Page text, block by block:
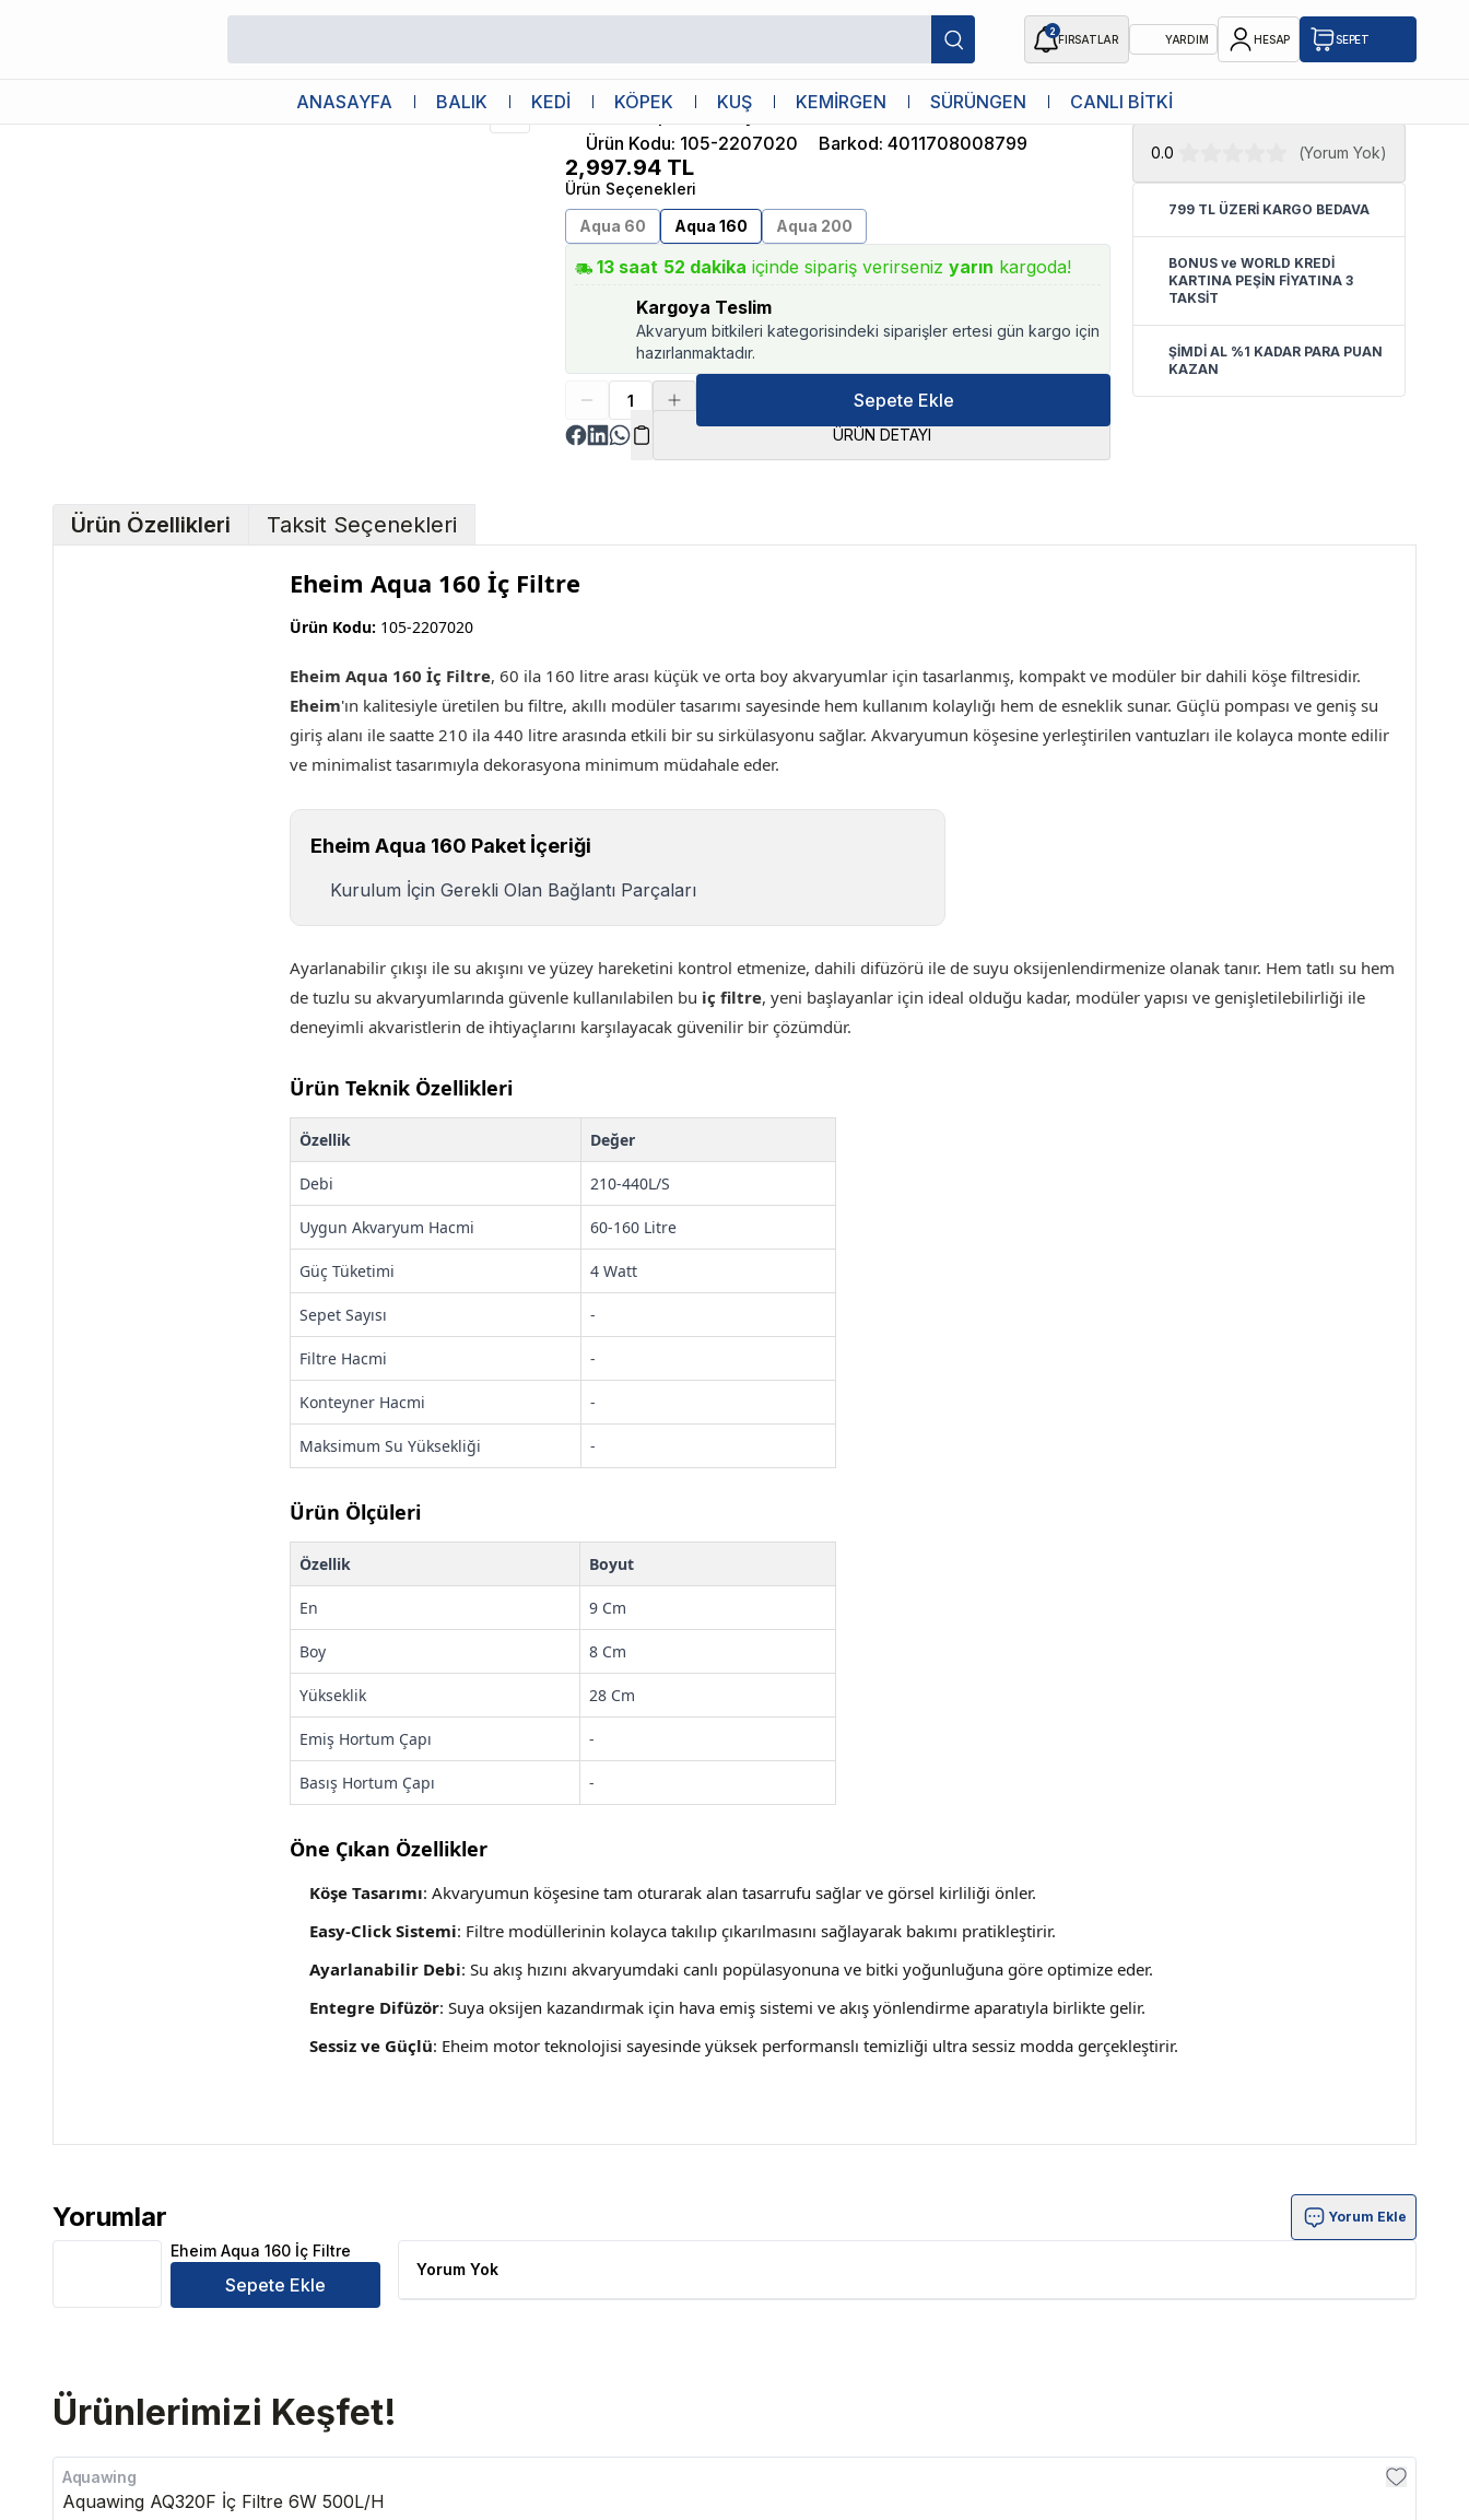
2
FIRSATLAR YARDIM HESAP SEPET
ANASAYFA BALIK KEDİ KÖPEK KUŞ KEMİRGEN SÜRÜNGEN CANLI BİTKİ
Eheim
Eheim Aqua 160 İç Filtre
Ürün Kodu: 105-2207020 Barkod:4011708008799
2,997.94 TL
Ürün Seçenekleri
Aqua 60
Aqua 160 Aqua 200
13 saat 52 dakika içinde sipariş verirseniz yarın kargoda!
Kargoya Teslim
Akvaryum bitkileri kategorisindeki siparişler ertesi gün kargo için
hazırlanmaktadır.
Sepete Ekle
ÜRÜN DETAYI
★ Atakan Petshop,
satıcısıdır.
0.0 (Yorum Yok)
799 TL ÜZERİ KARGO BEDAVA
BONUS ve WORLD KREDİ
KARTINA PEŞİN FİYATINA 3
TAKSİT
ŞİMDİ AL %1 KADAR PARA PUAN
KAZAN
Ürün Özellikleri Taksit Seçenekleri
Eheim Aqua 160 İç Filtre
Ürün Kodu: 105-2207020
Eheim Aqua 160 İç Filtre, 60 ila 160 litre arası küçük ve orta boy akvaryumlar için tasarlanmış, kompakt ve modüler bir dahili köşe filtresidir.
Eheim'ın kalitesiyle üretilen bu filtre, akıllı modüler tasarımı sayesinde hem kullanım kolaylığı hem de esneklik sunar. Güçlü pompası ve geniş su
giriş alanı ile saatte 210 ila 440 litre arasında etkili bir su sirkülasyonu sağlar. Akvaryumun köşesine yerleştirilen vantuzları ile kolayca monte edilir
ve minimalist tasarımıyla dekorasyona minimum müdahale eder.
Eheim Aqua 160 Paket İçeriği
Kurulum İçin Gerekli Olan Bağlantı Parçaları
Ayarlanabilir çıkışı ile su akışını ve yüzey hareketini kontrol etmenize, dahili difüzörü ile de suyu oksijenlendirmenize olanak tanır. Hem tatlı su hem
de tuzlu su akvaryumlarında güvenle kullanılabilen bu iç filtre, yeni başlayanlar için ideal olduğu kadar, modüler yapısı ve genişletilebilirliği ile
deneyimli akvaristlerin de ihtiyaçlarını karşılayacak güvenilir bir çözümdür.
Ürün Teknik Özellikleri
Özellik Değer
Debi 210-440L/S
Uygun Akvaryum Hacmi 60-160 Litre
Güç Tüketimi 4 Watt
Sepet Sayısı -
Filtre Hacmi -
Konteyner Hacmi -
Maksimum Su Yüksekliği -
Ürün Ölçüleri
Özellik Boyut
En 9 Cm
Boy 8 Cm
Yükseklik 28 Cm
Emiş Hortum Çapı -
Basış Hortum Çapı -
Öne Çıkan Özellikler
Köşe Tasarımı: Akvaryumun köşesine tam oturarak alan tasarrufu sağlar ve görsel kirliliği önler.
Easy-Click Sistemi: Filtre modüllerinin kolayca takılıp çıkarılmasını sağlayarak bakımı pratikleştirir.
Ayarlanabilir Debi: Su akış hızını akvaryumdaki canlı popülasyonuna ve bitki yoğunluğuna göre optimize eder.
Entegre Difüzör: Suya oksijen kazandırmak için hava emiş sistemi ve akış yönlendirme aparatıyla birlikte gelir.
Sessiz ve Güçlü: Eheim motor teknolojisi sayesinde yüksek performanslı temizliği ultra sessiz modda gerçekleştirir.
Yorumlar
Eheim Aqua 160 İç Filtre Ürün Yorumları
Yorum Ekle
Eheim Aqua 160 İç Filtre
Sepete Ekle
Yorum Yok
Ürünlerimizi Keşfet!
Aquawing
Aquawing AQ320F İç Filtre 6W 500L/H